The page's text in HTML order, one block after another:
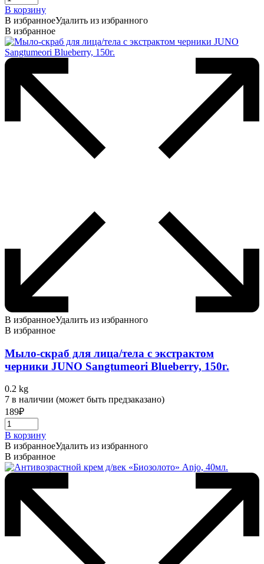
В корзину
В избранноеУдалить из избранного
В избранное
В избранноеУдалить из избранного
В избранное
Мыло-скраб для лица/тела с экстрактом
черники JUNO Sangtumeori Blueberry, 150г.
0.2 kg
7 в наличии (может быть предзаказано)
189₽
В корзину
В избранноеУдалить из избранного
В избранное